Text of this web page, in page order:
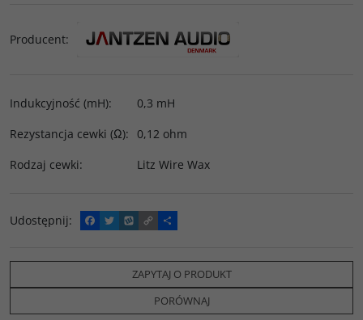
Producent:
Indukcyjność (mH):
0,3 mH
Rezystancja cewki (Ω): 0,12 ohm
Rodzaj cewki: Litz Wire Wax
Udostępnij:
F
a
e
o
k
T
w
t
e
W
y
o
p
C
o
y
L
i
n
k
P
o
z
i
e
l
s
ZAPYTAJ O PRODUKT
PORÓWNAJ